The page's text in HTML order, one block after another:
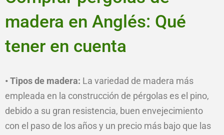
madera en Anglés: Qué
tener en cuenta
• Tipos de madera: La variedad de madera más
empleada en la construcción de pérgolas es el pino,
debido a su gran resistencia, buen envejecimiento
con el paso de los años y un precio más bajo que las